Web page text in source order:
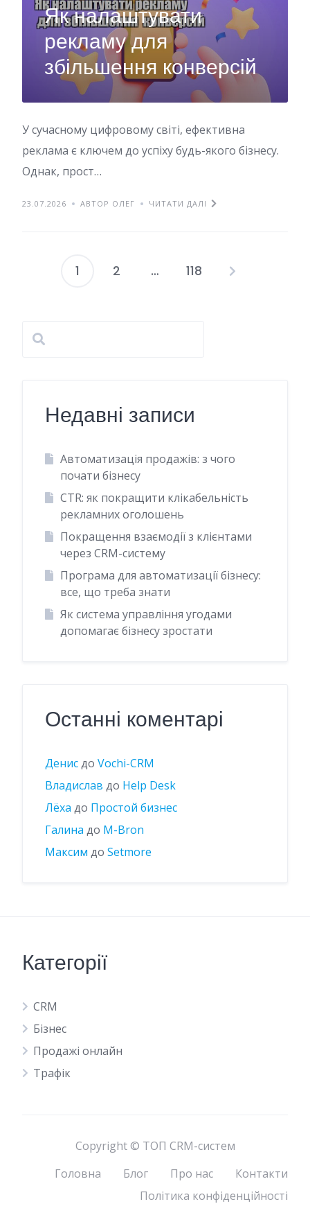
Як налаштувати
рекламу для
збільшення конверсій
У сучасному цифровому світі, ефективна
реклама є ключем до успіху будь-якого бізнесу.
Однак, прост…
23.07.2026 АВТОР ОЛЕГ ЧИТАТИ ДАЛІ
Навігація
1 2 … 118
Недавні записи
Автоматизація продажів: з чого
почати бізнесу
CTR: як покращити клікабельність
рекламних оголошень
Покращення взаємодії з клієнтами
через CRM-систему
Програма для автоматизації бізнесу:
все, що треба знати
Як система управління угодами
допомагає бізнесу зростати
Останні коментарі
Денисдо Vochi-CRM
Владислав до Help Desk
Лёха до Простой бизнес
Галина до M-Bron
Максим до Setmore
Категорії
CRM
Бізнес
Продажі онлайн
Трафік
Copyright © ТОП CRM-систем
Головна
Блог Про нас
Контакти
Політика конфіденційності